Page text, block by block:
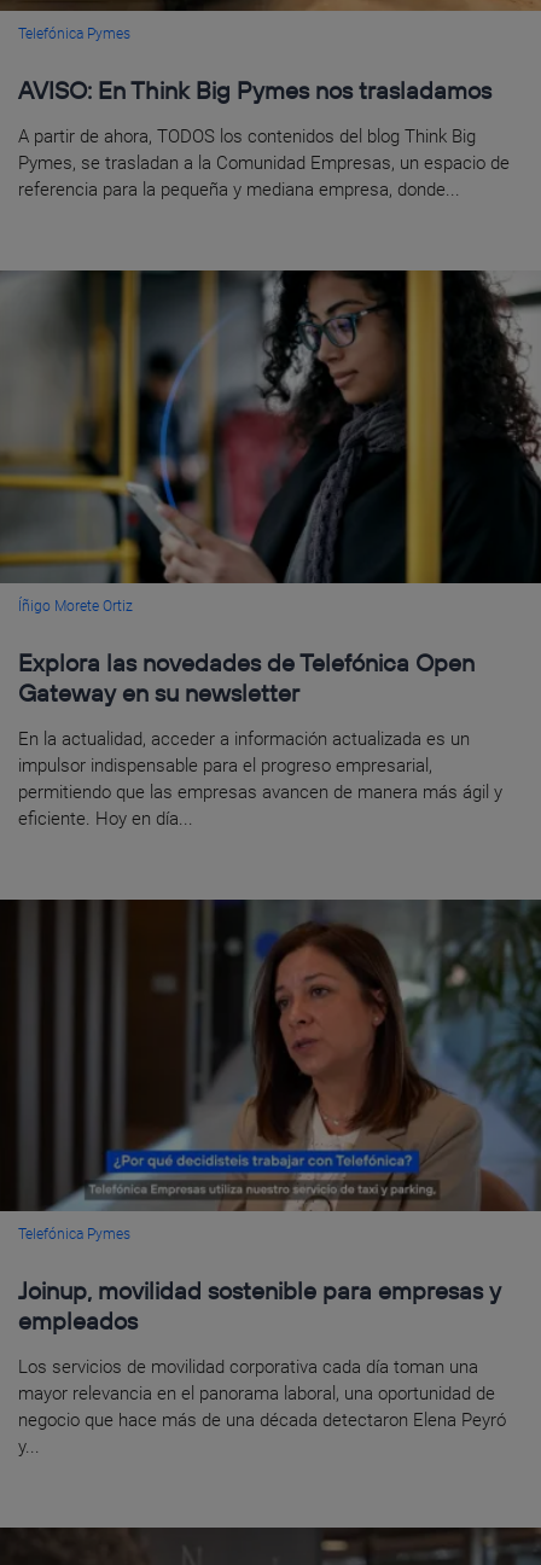
Telefónica Pymes
AVISO: En Think Big Pymes nos trasladamos
A partir de ahora, TODOS los contenidos del blog Think Big
Pymes, se trasladan a la Comunidad Empresas, un espacio de
referencia para la pequeña y mediana empresa, donde...
Íñigo Morete Ortiz
Explora las novedades de Telefónica Open
Gateway en su newsletter
En la actualidad, acceder a información actualizada es un
impulsor indispensable para el progreso empresarial,
permitiendo que las empresas avancen de manera más ágil y
eficiente. Hoy en día...
Telefónica Pymes
Joinup, movilidad sostenible para empresas y
empleados
Los servicios de movilidad corporativa cada día toman una
mayor relevancia en el panorama laboral, una oportunidad de
negocio que hace más de una década detectaron Elena Peyró
y...